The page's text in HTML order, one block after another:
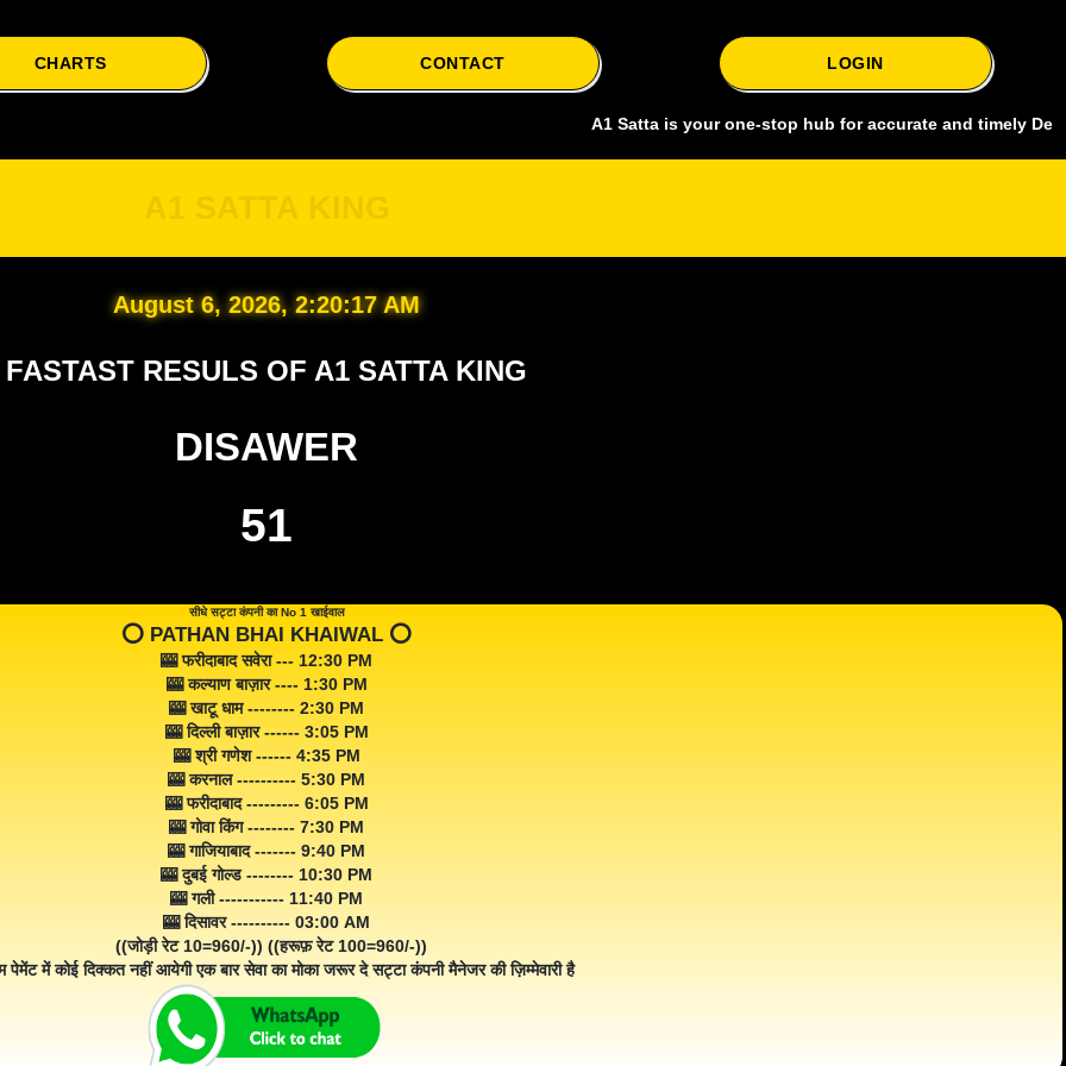
CHARTS CONTACT LOGIN
A1 Satta is your one-stop hub for accurate and timely Delhi
August 6, 2026, 2:20:18 AM
FASTAST RESULS OF A1 SATTA KING
DISAWER
51
सीधे सट्टा कंपनी का No 1 खाईवाल
⭕️ PATHAN BHAI KHAIWAL ⭕️
🎰 फरीदाबाद सवेरा --- 12:30 PM
🎰 कल्याण बाज़ार ---- 1:30 PM
🎰 खाटू धाम -------- 2:30 PM
🎰 दिल्ली बाज़ार ------ 3:05 PM
🎰 श्री गणेश ------ 4:35 PM
🎰 करनाल ---------- 5:30 PM
🎰 फरीदाबाद --------- 6:05 PM
🎰 गोवा किंग -------- 7:30 PM
🎰 गाजियाबाद ------- 9:40 PM
🎰 दुबई गोल्ड -------- 10:30 PM
🎰 गली ----------- 11:40 PM
🎰 दिसावर ---------- 03:00 AM
((जोड़ी रेट 10=960/-)) ((हरूफ़ रेट 100=960/-))
पेमेंट में कोई दिक्कत नहीं आयेगी एक बार सेवा का मोका जरूर दे सट्टा कंपनी मैनेजर की ज़िम्मेवारी है